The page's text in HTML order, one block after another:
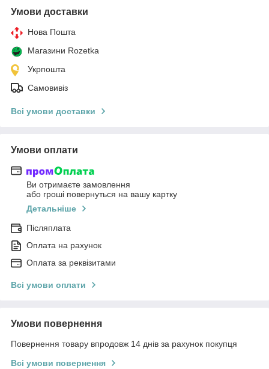
Умови доставки
Нова Пошта
Магазини Rozetka
Укрпошта
Самовивіз
Всі умови доставки
Умови оплати
Ви отримаєте замовлення
або гроші повернуться на вашу картку
Детальніше
Післяплата
Оплата на рахунок
Оплата за реквізитами
Всі умови оплати
Умови повернення
Повернення товару впродовж 14 днів за рахунок покупця
Всі умови повернення